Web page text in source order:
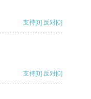
支持[0] 反对[0]
支持[0] 反对[0]